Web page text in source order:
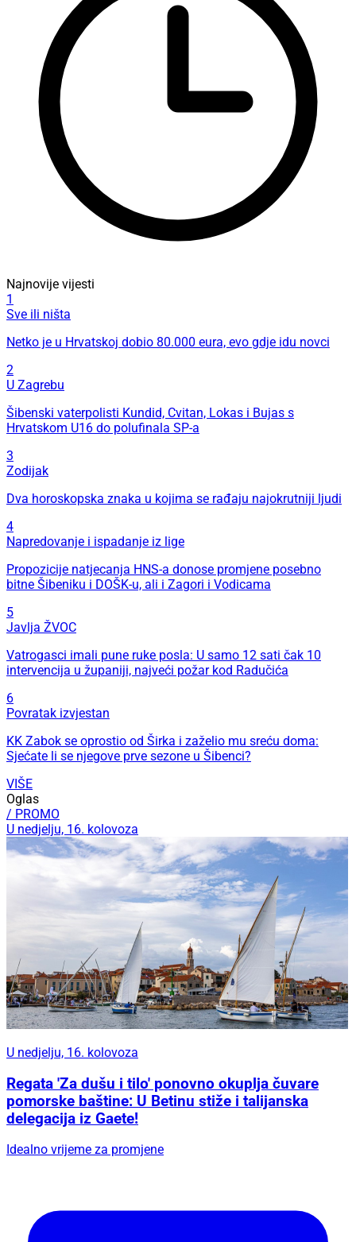
Najnovije vijesti
1
Sve ili ništa
Netko je u Hrvatskoj dobio 80.000 eura, evo gdje idu novci
2
U Zagrebu
Šibenski vaterpolisti Kundid, Cvitan, Lokas i Bujas s
Hrvatskom U16 do polufinala SP-a
3
Zodijak
Dva horoskopska znaka u kojima se rađaju najokrutniji ljudi
4
Napredovanje i ispadanje iz lige
Propozicije natjecanja HNS-a donose promjene posebno
bitne Šibeniku i DOŠK-u, ali i Zagori i Vodicama
5
Javlja ŽVOC
Vatrogasci imali pune ruke posla: U samo 12 sati čak 10
intervencija u županiji, najveći požar kod Radučića
6
Povratak izvjestan
KK Zabok se oprostio od Širka i zaželio mu sreću doma:
Sjećate li se njegove prve sezone u Šibenci?
VIŠE
Oglas
/ PROMO
U nedjelju, 16. kolovoza
U nedjelju, 16. kolovoza
Regata 'Za dušu i tilo' ponovno okuplja čuvare
pomorske baštine: U Betinu stiže i talijanska
delegacija iz Gaete!
Idealno vrijeme za promjene